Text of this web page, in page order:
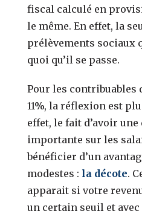
fiscal calculé en
le même. En effet, la
prélèvements sociaux
quoi qu’il se passe.
Pour les contribuables
11%, la réflexion est
effet, le fait d’avoir
importante sur les
bénéficier d’un
modestes : la décote.
apparait si votre
un certain seuil et avec